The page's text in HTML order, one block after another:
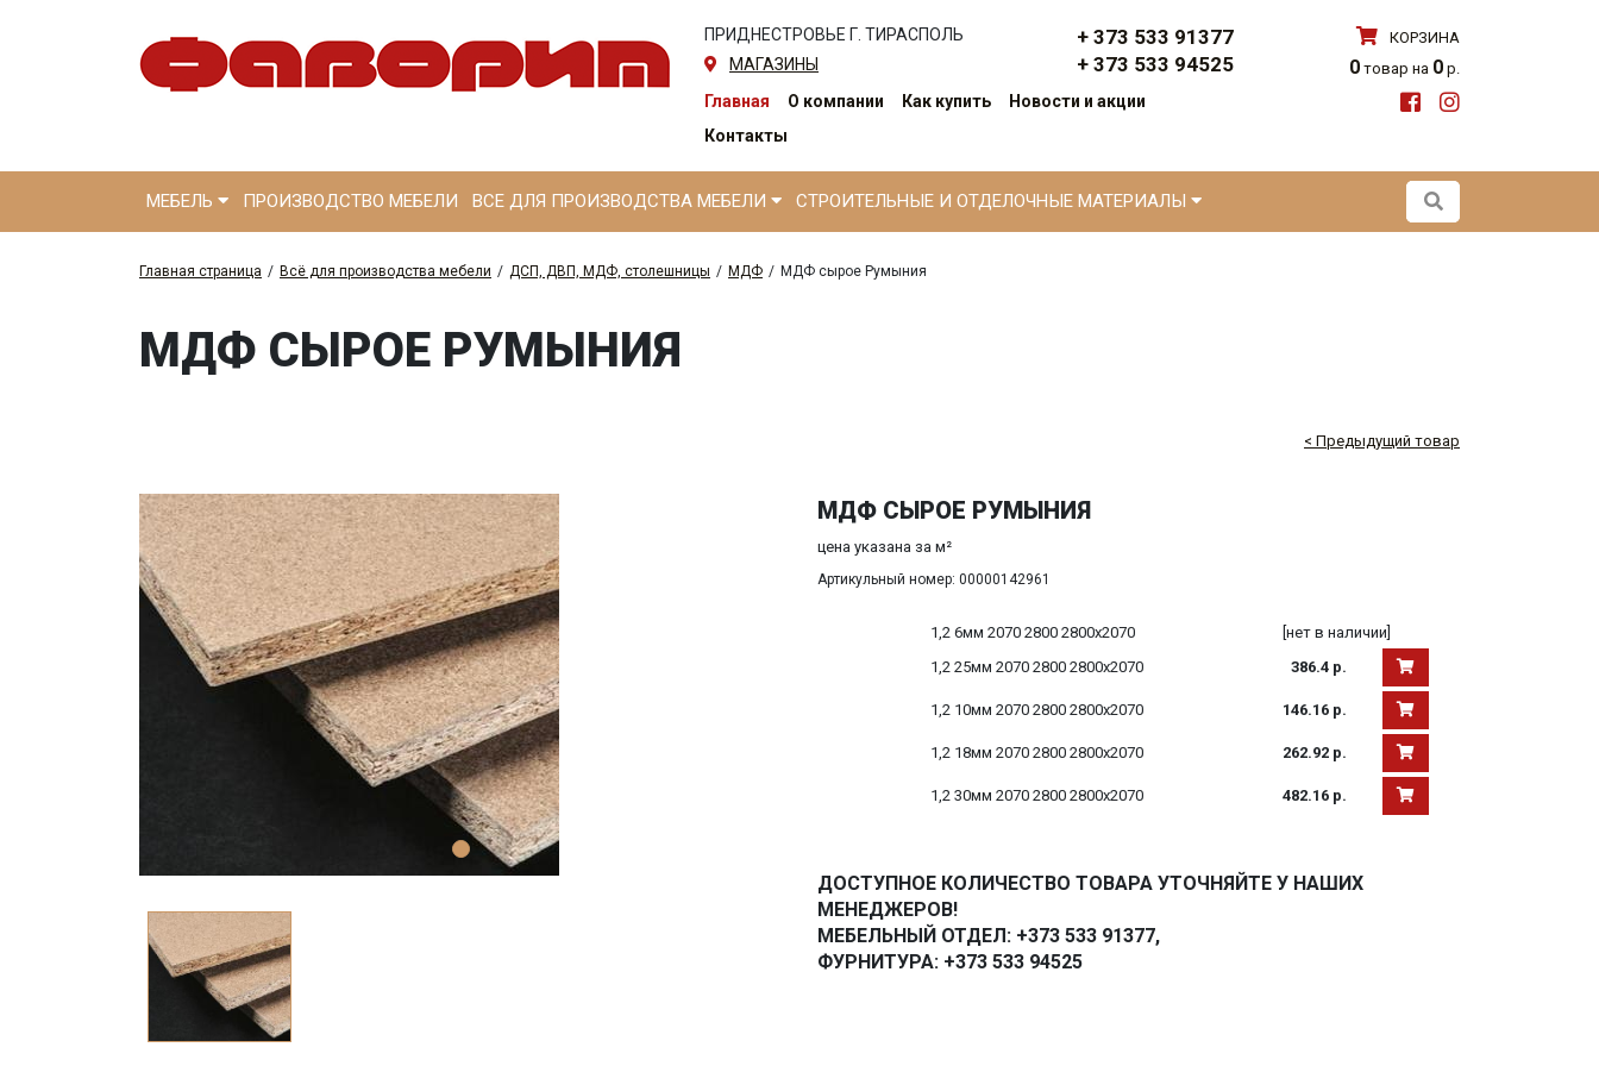
ПРИДНЕСТРОВЬЕ Г. ТИРАСПОЛЬ
МАГАЗИНЫ
+ 373 533 91377
+ 373 533 94525
Главная О компании Как купить
Новости и акции
Контакты
КОРЗИНА
0 товар на 0 р.
МЕБЕЛЬ ПРОИЗВОДСТВО МЕБЕЛИ ВСЕ ДЛЯ ПРОИЗВОДСТВА МЕБЕЛИ СТРОИТЕЛЬНЫЕ И ОТДЕЛОЧНЫЕ МАТЕРИАЛЫ
Главная страница / Всё для производства мебели / ДСП, ДВП, МДФ, столешницы / МДФ / МДФ сырое Румыния
МДФ СЫРОЕ РУМЫНИЯ
< Предыдущий товар
МДФ СЫРОЕ РУМЫНИЯ
цена указана за м²
Артикульный номер: 00000142961
1,2 6мм 2070 2800 2800х2070
[нет в наличии]
1,2 25мм 2070 2800 2800х2070
386.4 р.
1,2 10мм 2070 2800 2800х2070 146.16 р.
1,2 18мм 2070 2800 2800х2070 262.92 р.
1,2 30мм 2070 2800 2800х2070 482.16 р.
ДОСТУПНОЕ КОЛИЧЕСТВО ТОВАРА УТОЧНЯЙТЕ У НАШИХ
МЕНЕДЖЕРОВ!
МЕБЕЛЬНЫЙ ОТДЕЛ: +373 533 91377,
ФУРНИТУРА: +373 533 94525